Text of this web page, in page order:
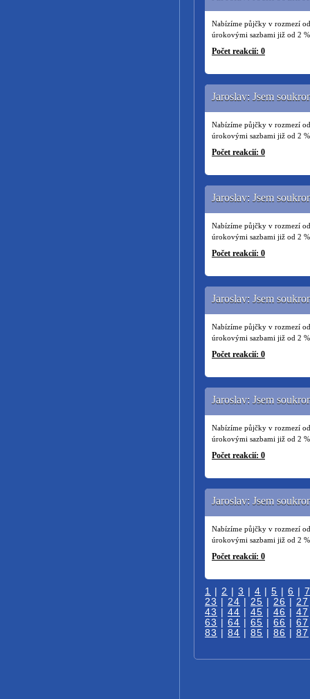
Nabízíme půjčky v rozmezí
úrokovými sazbami již od 2
Počet reakcií: 0
Jaroslav: Jsem
Nabízíme půjčky v rozmezí
úrokovými sazbami již od 2
Počet reakcií: 0
Jaroslav: Jsem
Nabízíme půjčky v rozmezí
úrokovými sazbami již od 2
Počet reakcií: 0
Jaroslav: Jsem
Nabízíme půjčky v rozmezí
úrokovými sazbami již od 2
Počet reakcií: 0
Jaroslav: Jsem
Nabízíme půjčky v rozmezí
úrokovými sazbami již od 2
Počet reakcií: 0
Jaroslav: Jsem
Nabízíme půjčky v rozmezí
úrokovými sazbami již od 2
Počet reakcií: 0
1 | 2 | 3 | 4 | 5 | 6 | 7
23 | 24 | 25 | 26 | 27
43 | 44 | 45 | 46 | 47
63 | 64 | 65 | 66 | 67
83 | 84 | 85 | 86 | 87